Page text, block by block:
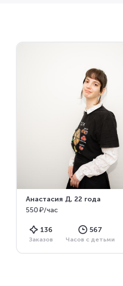
Анастасия Д, 22 года
550 ₽/час
136
Заказов
567
Часов с детьми